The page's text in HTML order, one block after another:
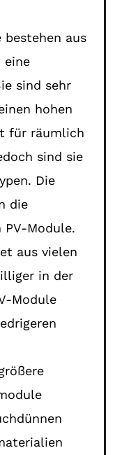
aus
eine
sind sehr
hohen
für räumlich
sind sie
Die
die
Module.
aus vielen
in der
Module